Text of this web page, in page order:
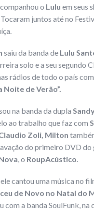
o Lulu em seus
juntos até no
saiu da banda de Lulu
solo e a seu segundo
rádios de todo o país
Noite de Verão”.
na banda da dupla
ao trabalho que faz com
Zoli, Milton
do primeiro DVD do
, o RoupAcústico.
cantou uma música no
de Novo no Natal do
com a banda SoulFunk, na